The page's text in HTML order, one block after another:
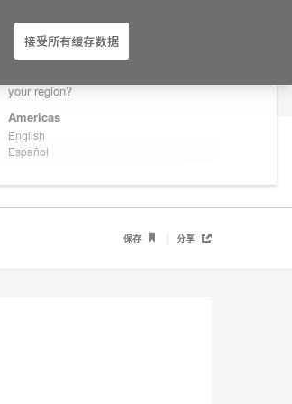
Are you in United States?
your region?
Americas
English
Español
保存 分享
接受所有缓存数据